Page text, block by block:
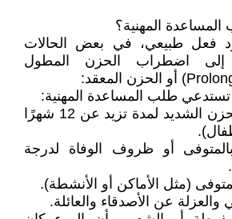
المهنية؟
رد فعل طبيعي، في بعض الحالات
اضطراب الحزن المطول
تستدعي طلب المساعدة المهنية:
• استمرار مشاعر الحزن الشديد لمدة تزيد عن 12 شهرًا
أو ظروف الوفاة لدرجة
(مثل الأماكن أو الأنشطة).
والعزلة عن الأصدقاء والعائلة.